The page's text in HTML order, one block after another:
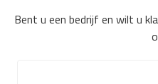
Bent u een bedrijf en wilt u